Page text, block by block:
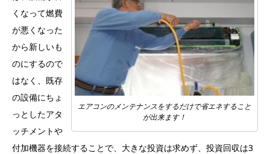
エアコンのメンテナンスをするだけで省エネすること
が出来ます！
くなって燃費
が悪くなった
から新しいも
のにするので
はなく、既存
の設備にちょ
っとしたアタ
ッチメントや
付加機器を接続することで、大きな投資は求めず、投資回収は3